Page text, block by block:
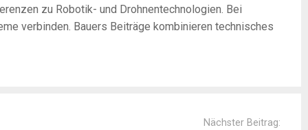
zu Robotik- und Drohnentechnologien. Bei
verbinden. Bauers Beiträge kombinieren technisches
Nächster Beitrag: